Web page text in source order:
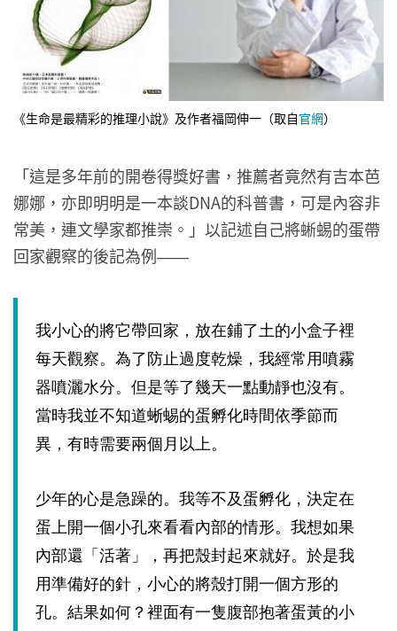
《生命是最精彩的推理小說》及作者福岡伸一（取自官網）
「這是多年前的開卷得獎好書，推薦者竟然有吉本芭
娜娜，亦即明明是一本談DNA的科普書，可是內容非
常美，連文學家都推崇。」以記述自己將蜥蜴的蛋帶
回家觀察的後記為例——
我小心的將它帶回家，放在鋪了土的小盒子裡
每天觀察。為了防止過度乾燥，我經常用噴霧
器噴灑水分。但是等了幾天一點動靜也沒有。
當時我並不知道蜥蜴的蛋孵化時間依季節而
異，有時需要兩個月以上。
少年的心是急躁的。我等不及蛋孵化，決定在
蛋上開一個小孔來看看內部的情形。我想如果
內部還「活著」，再把殼封起來就好。於是我
用準備好的針，小心的將殼打開一個方形的
孔。結果如何？裡面有一隻腹部抱著蛋黃的小